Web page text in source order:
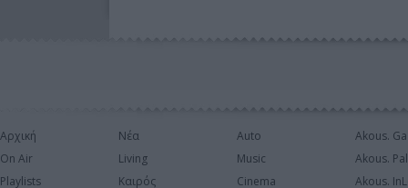
Αρχική
On Air
Playlists
Νέα
Living
Καιρός
Auto
Music
Cinema
Akous.
Akous.
Akous.